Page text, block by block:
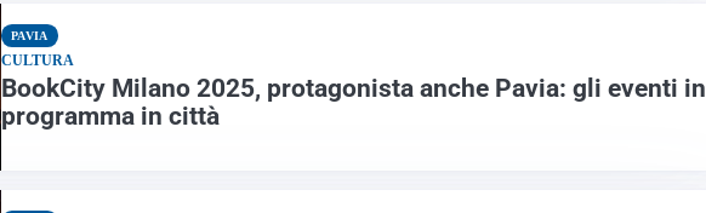
PAVIA
CULTURA
BookCity Milano 2025, protagonista anche Pavia: gli eventi in
programma in città